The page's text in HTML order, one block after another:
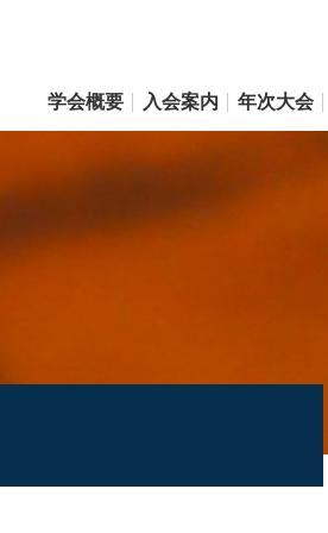
学会概要 入会案内 年次大会